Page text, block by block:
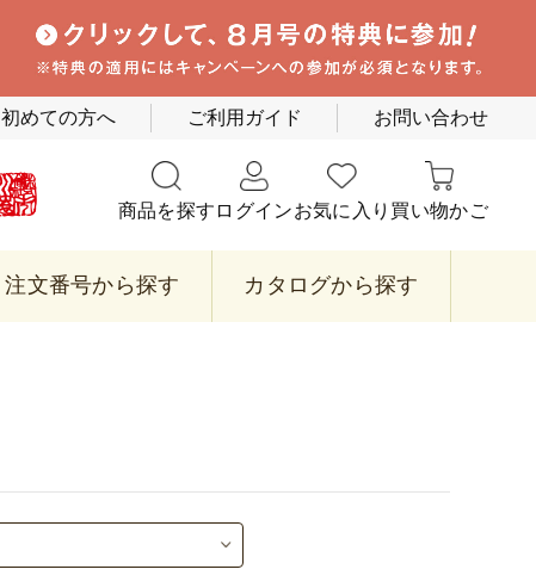
初めての方へ ご利用ガイド お問い合わせ
商品を探す ログインお気に入り 買い物かご
注文番号から探す カタログから探す